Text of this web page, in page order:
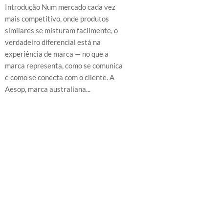
Introdução Num mercado cada vez
mais competitivo, onde produtos
similares se misturam facilmente, o
verdadeiro diferencial está na
experiência de marca — no que a
marca representa, como se comunica
e como se conecta com o cliente. A
Aesop, marca australiana...